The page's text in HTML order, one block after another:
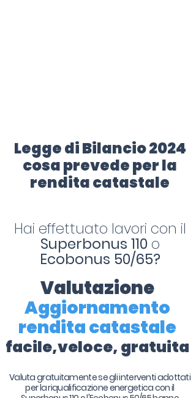
Legge di Bilancio 2024
cosa prevede per la
rendita catastale
Hai effettuato lavori con il
Superbonus 110 o
Ecobonus 50/65?
Valutazione
Aggiornamento
rendita catastale
facile,veloce, gratuita
Valuta gratuitamente se gli interventi adottati
per la riqualificazione energetica con il